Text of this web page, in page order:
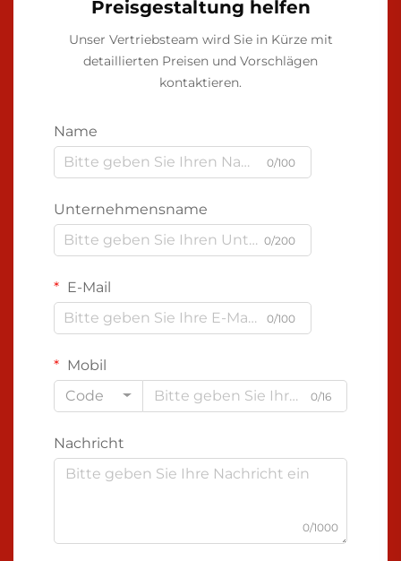
Preisgestaltung helfen
Unser Vertriebsteam wird Sie in Kürze mit
detaillierten Preisen und Vorschlägen
kontaktieren.
Name
0/100
Unternehmensname
0/200
E-Mail
0/100
Mobil
Code
0/16
Nachricht
0/1000